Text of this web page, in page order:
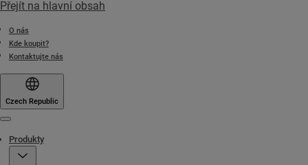
Přejít na hlavní obsah
O nás
Kde koupit?
Kontaktujte nás
Czech Republic
Produkty